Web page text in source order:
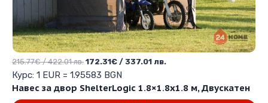
Навес за двор ShelterLogic 1.8×1.8х1.8 м, Двускатен
215.77€/ 422.01 лв. Original
price
was:
172.31€ / 337.01 лв.
е:
Курс: 1 EUR = 1.95583 BGN